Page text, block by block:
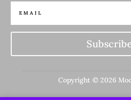
Copyright © 2026